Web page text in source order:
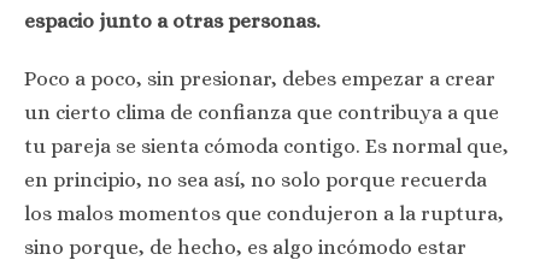
espacio junto a otras personas.
Poco a poco, sin presionar, debes empezar a crear
un cierto clima de confianza que contribuya a que
tu pareja se sienta cómoda contigo. Es normal que,
en principio, no sea así, no solo porque recuerda
los malos momentos que condujeron a la ruptura,
sino porque, de hecho, es algo incómodo estar